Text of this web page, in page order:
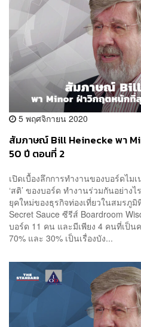
5 พฤศจิกายน 2020
สัมภาษณ์ Bill Heinecke พา
50 ปี ตอนที่ 2
เปิดเบื้องลึกการทำงานของบอร์ดไม
‘สติ’ ของบอร์ด ทำงานร่วมกันอย่าง
ยุคใหม่ของธุรกิจท่องเที่ยวในสมรภู
Secret Sauce ซีรีส์ Boardroom
บอร์ด 11 คน และมีเพียง 4 คนที่เป็
70% และ 30% เป็นเรื่องบัง...